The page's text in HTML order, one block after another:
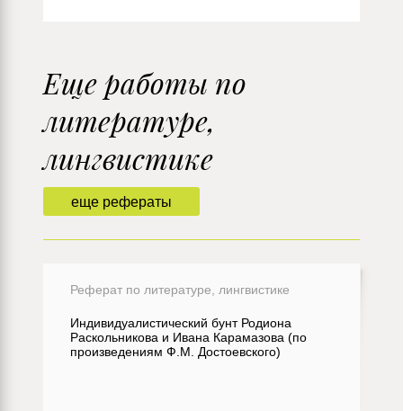
еще рефераты
Еще работы по
литературе,
лингвистике
Реферат по литературе, лингвистике
Индивидуалистический бунт Родиона
Раскольникова и Ивана Карамазова (по
произведениям Ф.М. Достоевского)